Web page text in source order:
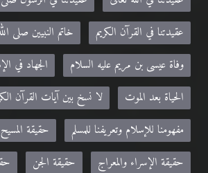
عقيدتنا في القرآن الكريم
خاتم النبيين صلى
وفاة عيسى بن مريم عليه السلام
الجهاد في
الحياة بعد الموت
لا نسخ بين آيات القرآن
مفهومنا للإسلام وتعريفنا للمسلم
حقيقة
حقيقة الإسراء والمعراج
حقيقة الجن